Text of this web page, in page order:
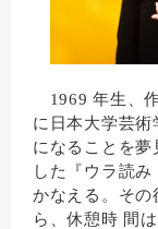
1969 年生、
に日本大学芸
になることを夢
した『ウラ読
かなえる。その
ら、休憩時 間